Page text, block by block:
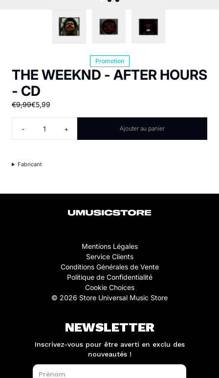
Promotion
THE WEEKND - AFTER HOURS
- CD
€9,99€5,99
- + Ajouter au panier
Fabricant
Mentions Légales
Service Clients
Conditions Générales de Vente
Politique de Confidentialité
Cookie Choices
© 2026 Store Universal Music Store